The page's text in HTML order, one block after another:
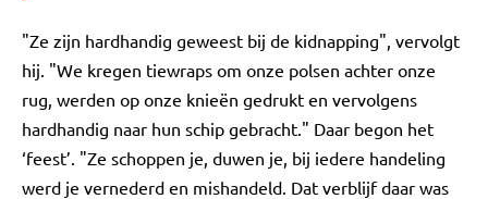
"Ze zijn hardhandig geweest bij de kidnapping", vervolgt
hij. "We kregen tiewraps om onze polsen achter onze
rug, werden op onze knieën gedrukt en vervolgens
hardhandig naar hun schip gebracht." Daar begon het
‘feest’. "Ze schoppen je, duwen je, bij iedere handeling
werd je vernederd en mishandeld. Dat verblijf daar was